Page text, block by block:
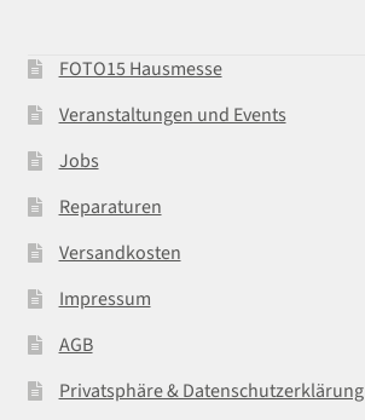
FOTO15 Hausmesse
Veranstaltungen und Events
Jobs
Reparaturen
Versandkosten
Impressum
AGB
Privatsphäre & Datenschutzerklärung